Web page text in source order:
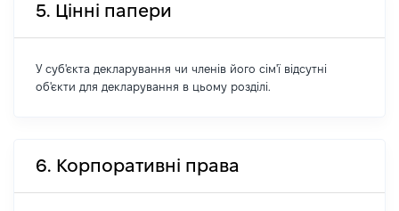
5. Цінні папери
У суб'єкта декларування чи членів його сім'ї відсутні
об'єкти для декларування в цьому розділі.
6. Корпоративні права